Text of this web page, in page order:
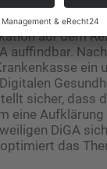
auf dem
auffindbar.
ein
sicher, dass
eine
DiGA
das